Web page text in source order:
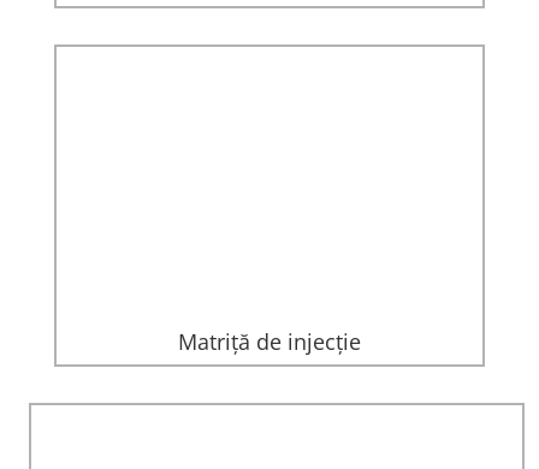
Matriță de injecție